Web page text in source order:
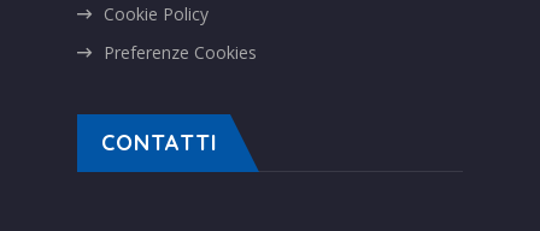
Cookie Policy
Preferenze Cookies
CONTATTI